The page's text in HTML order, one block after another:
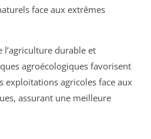
face aux extrêmes
l’agriculture durable et
agroécologiques favorisent
exploitations agricoles face aux
assurant une meilleure